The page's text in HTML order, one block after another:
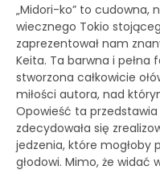
„Midori-ko” to cudowna,
wiecznego Tokio
zaprezentował nam
Keita. Ta barwna i
stworzona całkowicie
miłości autora, nad
Opowieść ta
zdecydowała się
jedzenia, które mogłoby
głodowi. Mimo, że widać